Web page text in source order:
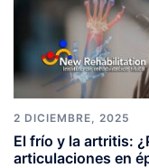
2 DICIEMBRE, 2025
El frío y la artritis:
articulaciones en